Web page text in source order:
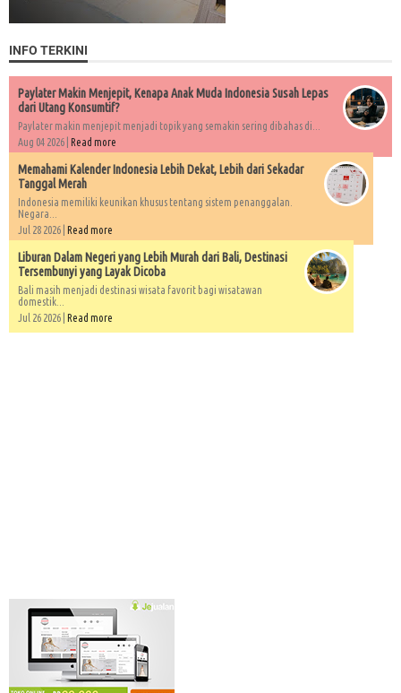
INFO TERKINI
Paylater Makin Menjepit, Kenapa Anak Muda Indonesia Susah Lepas
dari Utang Konsumtif?
Paylater makin menjepit menjadi topik yang semakin sering dibahas di...
Aug 04 2026 | Read more
Memahami Kalender Indonesia Lebih Dekat, Lebih dari Sekadar
Tanggal Merah
Indonesia memiliki keunikan khusus tentang sistem penanggalan.
Negara...
Jul 28 2026 | Read more
Liburan Dalam Negeri yang Lebih Murah dari Bali, Destinasi
Tersembunyi yang Layak Dicoba
Bali masih menjadi destinasi wisata favorit bagi wisatawan
domestik...
Jul 26 2026 | Read more